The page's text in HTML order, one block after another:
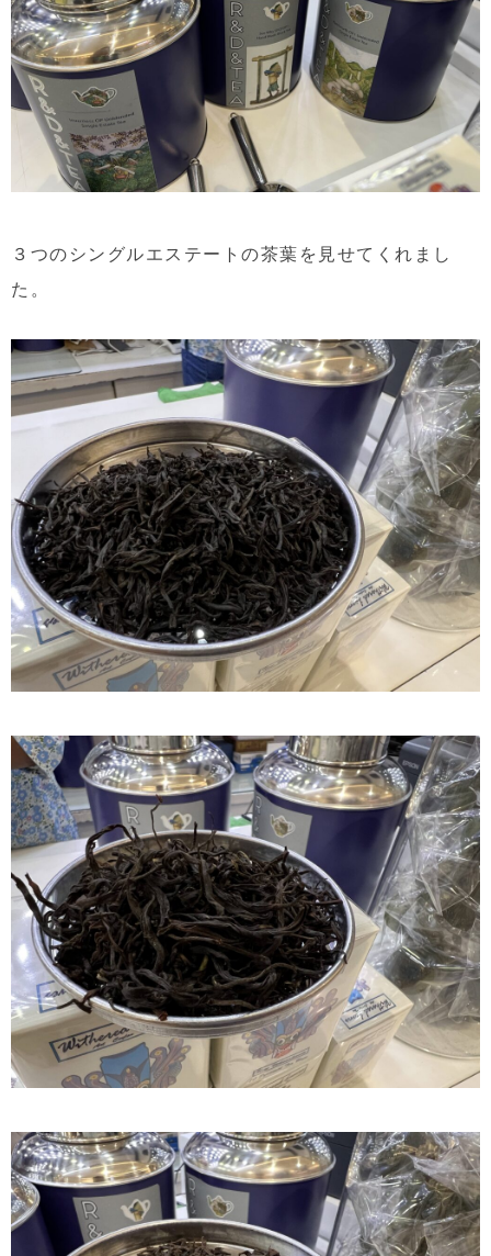
３つのシングルエステートの茶葉を見せてくれまし
た。